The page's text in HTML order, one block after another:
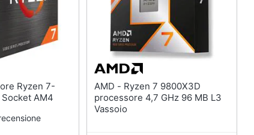
5700G 3.8 Ghz Socket AM4
AMD - Ryzen 7 9800X3D
processore 4,7 GHz 96 MB L3
Vassoio